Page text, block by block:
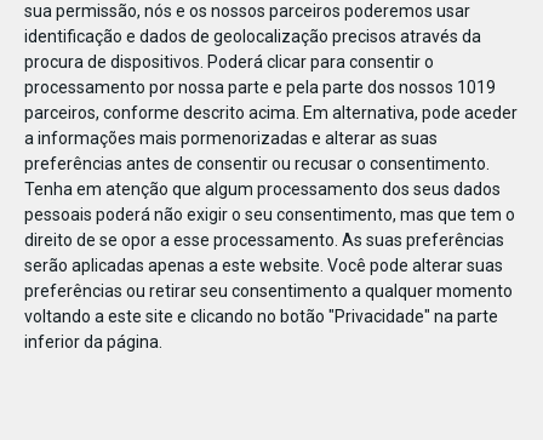
sua permissão, nós e os nossos parceiros poderemos usar
identificação e dados de geolocalização precisos através da
procura de dispositivos. Poderá clicar para consentir o
processamento por nossa parte e pela parte dos nossos 1019
parceiros, conforme descrito acima. Em alternativa, pode aceder
a informações mais pormenorizadas e alterar as suas
preferências antes de consentir ou recusar o consentimento.
Tenha em atenção que algum processamento dos seus dados
pessoais poderá não exigir o seu consentimento, mas que tem o
direito de se opor a esse processamento. As suas preferências
serão aplicadas apenas a este website. Você pode alterar suas
preferências ou retirar seu consentimento a qualquer momento
voltando a este site e clicando no botão "Privacidade" na parte
inferior da página.
15
2025-09-Bolt-for-family-campaign-
productions-button-fixed